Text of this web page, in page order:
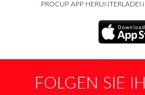
PROCUP APP HERUNTERLADEN:
FOLGEN SIE